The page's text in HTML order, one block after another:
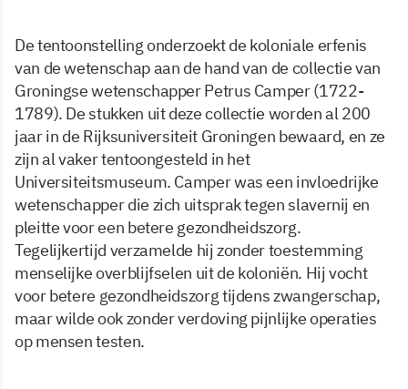
De tentoonstelling onderzoekt de koloniale erfenis
van de wetenschap aan de hand van de collectie van
Groningse wetenschapper Petrus Camper (1722-
1789). De stukken uit deze collectie worden al 200
jaar in de Rijksuniversiteit Groningen bewaard, en ze
zijn al vaker tentoongesteld in het
Universiteitsmuseum. Camper was een invloedrijke
wetenschapper die zich uitsprak tegen slavernij en
pleitte voor een betere gezondheidszorg.
Tegelijkertijd verzamelde hij zonder toestemming
menselijke overblijfselen uit de koloniën. Hij vocht
voor betere gezondheidszorg tijdens zwangerschap,
maar wilde ook zonder verdoving pijnlijke operaties
op mensen testen.